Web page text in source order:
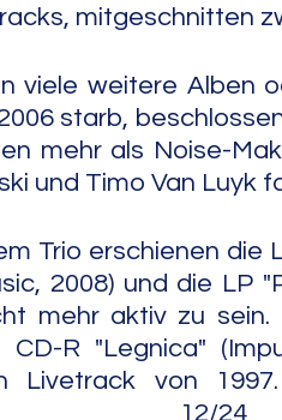
mitgeschnitten
viele weitere Alben
starb,
mehr als Noise-
und Timo Van Luyk
Trio erschienen die
2008) und die LP
mehr aktiv zu sein.
CD-R "Legnica"
24